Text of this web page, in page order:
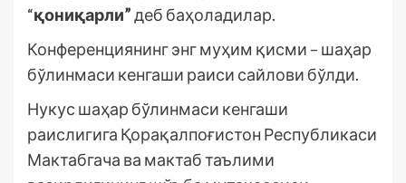
“қониқарли”деб баҳоладилар.
Конференциянинг энг муҳим қисми – шаҳар
бўлинмаси кенгаши раиси сайлови бўлди.
Нукус шаҳар бўлинмаси кенгаши
раислигига Қорақалпоғистон Республикаси
Мактабгача ва мактаб таълими